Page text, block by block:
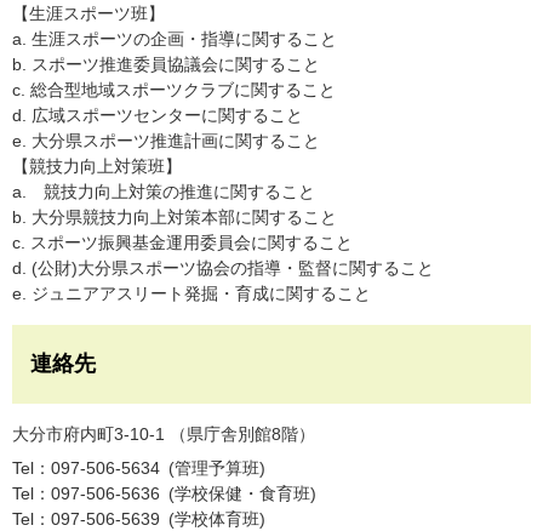
【生涯スポーツ班】
a. 生涯スポーツの企画・指導に関すること
b. スポーツ推進委員協議会に関すること
c. 総合型地域スポーツクラブに関すること
d. 広域スポーツセンターに関すること
e. 大分県スポーツ推進計画に関すること
【競技力向上対策班】
a. 競技力向上対策の推進に関すること
b. 大分県競技力向上対策本部に関すること
c. スポーツ振興基金運用委員会に関すること
d. (公財)大分県スポーツ協会の指導・監督に関すること
e. ジュニアアスリート発掘・育成に関すること
連絡先
大分市府内町3-10-1 （県庁舎別館8階）
Tel：097-506-5634
管理予算班
Tel：097-506-5636
学校保健・食育班
Tel：097-506-5639
学校体育班